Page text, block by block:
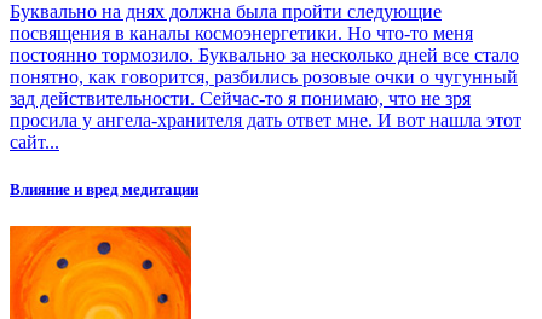
Буквально на днях должна была пройти следующие
посвящения в каналы космоэнергетики. Но что-то меня
постоянно тормозило. Буквально за несколько дней все стало
понятно, как говорится, разбились розовые очки о чугунный
зад действительности. Сейчас-то я понимаю, что не зря
просила у ангела-хранителя дать ответ мне. И вот нашла этот
сайт...
Влияние и вред медитации